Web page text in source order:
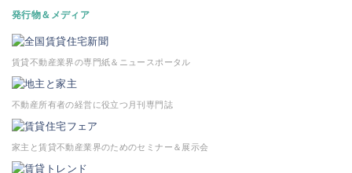
発行物＆メディア
賃貸不動産業界の専門紙＆ニュースポータル
不動産所有者の経営に役立つ月刊専門誌
家主と賃貸不動産業界のためのセミナー＆展示会